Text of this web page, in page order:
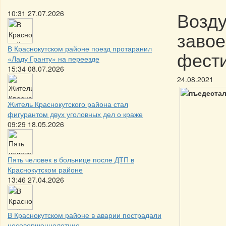
10:31 27.07.2026
В Краснокутском районе поезд протаранил
«Ладу Гранту» на переезде
15:34 08.07.2026
Житель Краснокутского района стал
фигурантом двух уголовных дел о краже
09:29 18.05.2026
Пять человек в больнице после ДТП в
Краснокутском районе
13:46 27.04.2026
В Краснокутском районе в аварии пострадали
24.08.2021